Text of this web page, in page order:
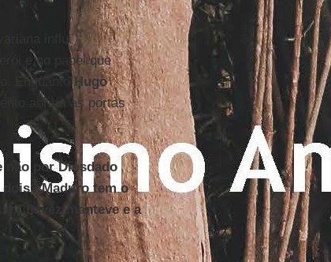
influi
e no papel que
EnquantoHugo
abriria as portas
não por Diosdado
Maduro tem o
Chávez manteve e a